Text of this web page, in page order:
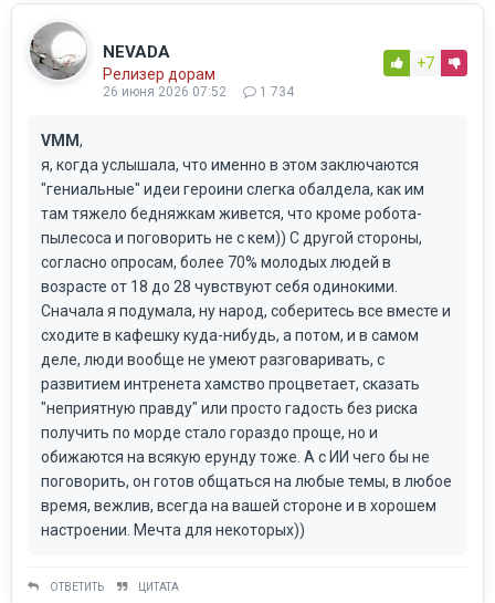
NEVADA
Релизер дорам
26 июня 2026 07:52 1 734
+7
VMM,
я, когда услышала, что именно в этом заключаются
"гениальные" идеи героини слегка обалдела, как им
там тяжело бедняжкам живется, что кроме робота-
пылесоса и поговорить не с кем)) С другой стороны,
согласно опросам, более 70% молодых людей в
возрасте от 18 до 28 чувствуют себя одинокими.
Сначала я подумала, ну народ, соберитесь все вместе и
сходите в кафешку куда-нибудь, а потом, и в самом
деле, люди вообще не умеют разговаривать, с
развитием интренета хамство процветает, сказать
"неприятную правду" или просто гадость без риска
получить по морде стало гораздо проще, но и
обижаются на всякую ерунду тоже. А с ИИ чего бы не
поговорить, он готов общаться на любые темы, в любое
время, вежлив, всегда на вашей стороне и в хорошем
настроении. Мечта для некоторых))
ОТВЕТИТЬ ЦИТАТА